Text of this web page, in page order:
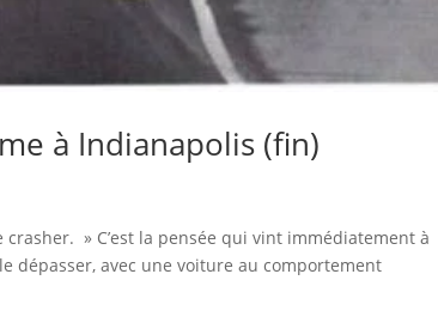
à Indianapolis (fin)
» C’est la pensée qui vint immédiatement à
dépasser, avec une voiture au comportement